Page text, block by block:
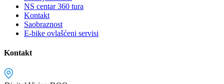
NS centar 360 tura
Kontakt
Saobraznost
E-bike ovlašćeni servisi
Kontakt